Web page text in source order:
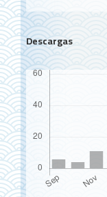
Descargas